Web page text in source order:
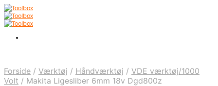
Forside / Værktøj / Håndværktøj / VDE værktøj/1000
Volt / Makita Ligesliber 6mm 18v Dgd800z